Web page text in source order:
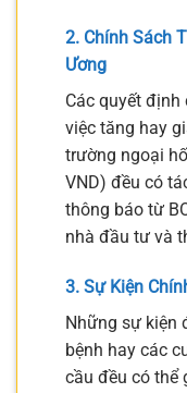
2. Chính Sách
Ương
Các quyết
việc tăng hay
trường ngoại
VND) đều có
thông báo từ
nhà đầu tư và
3. Sự Kiện
Những sự kiện
bệnh hay các
cầu đều có thể